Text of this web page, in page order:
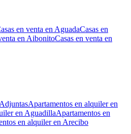
en venta en AguadaCasas en
en AibonitoCasas en venta en
Apartamentos en alquiler en
en AguadillaApartamentos en
en alquiler en Arecibo